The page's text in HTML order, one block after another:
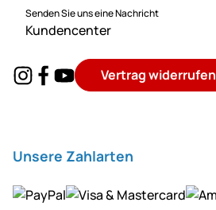
Senden Sie uns eine Nachricht
Kundencenter
Vertrag widerrufen
Unsere Zahlarten